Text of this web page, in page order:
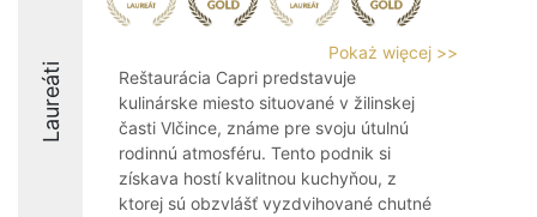
Laureáti
Pokaż więcej >>
Reštaurácia Capri predstavuje
kulinárske miesto situované v žilinskej
časti Vlčince, známe pre svoju útulnú
rodinnú atmosféru. Tento podnik si
získava hostí kvalitnou kuchyňou, z
ktorej sú obzvlášť vyzdvihované chutné